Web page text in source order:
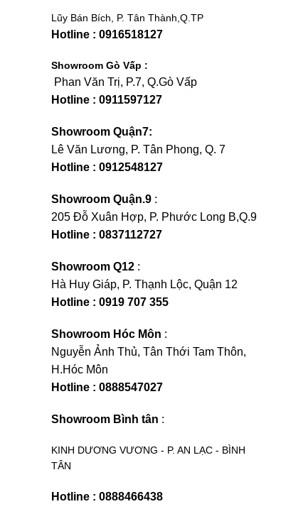
Lũy Bán Bích, P. Tân Thành,Q.TP
Hotline : 0916518127
Showroom Gò Vấp :
Phan Văn Trị, P.7, Q.Gò Vấp
Hotline : 0911597127
Showroom Quận7:
Lê Văn Lương, P. Tân Phong, Q. 7
Hotline : 0912548127
Showroom Quận.9 :
205 Đỗ Xuân Hợp, P. Phước Long B,Q.9
Hotline : 0837112727
Showroom Q12 :
Hà Huy Giáp, P. Thạnh Lộc, Quận 12
Hotline : 0919 707 355
Showroom Hóc Môn :
Nguyễn Ảnh Thủ, Tân Thới Tam Thôn,
H.Hóc Môn
Hotline : 0888547027
Showroom Bình tân :
KINH DƯƠNG VƯƠNG - P. AN LẠC - BÌNH
TÂN
Hotline : 0888466438